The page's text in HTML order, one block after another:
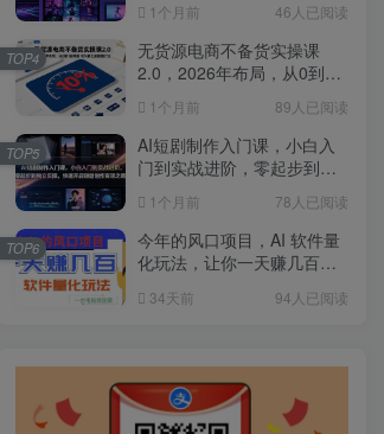
1个月前 46人已阅读
无货源电商不备货实操课
2.0，2026年布局，从0到1
法【更新26年6月16日】
1个月前 89人已阅读
TOP4
AI短剧制作入门课，小白入
门到实战进阶，零起步到独
变现之路
1个月前 78人已阅读
TOP5
今年的风口项目，AI 软件量
化玩法，让你一天赚几百，
34天前 94人已阅读
TOP6